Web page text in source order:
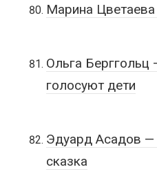
Марина
Ольга Берггольц
голосуют дети
Эдуард Асадов —
сказка